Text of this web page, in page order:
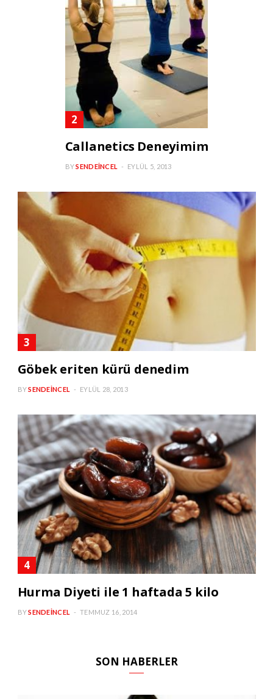
Callanetics Deneyimim
BYSENDEINCEL EYLÜL 5, 2013
Göbek eriten kürü denedim
BYSENDEINCEL EYLÜL 28, 2013
Hurma Diyeti ile 1 haftada 5 kilo
BYSENDEINCEL TEMMUZ 16, 2014
SON HABERLER